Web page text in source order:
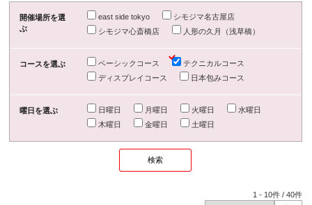
開催場所を選
ぶ
east side tokyo
シモジマ名古屋店
シモジマ心斎橋店
人形の久月（浅草橋）
コースを選ぶ ベーシックコース
テクニカルコース
ディスプレイコース
日本包みコース
曜日を選ぶ 日曜日 月曜日 火曜日
水曜日
木曜日
金曜日 土曜日
1 - 10件 /40件